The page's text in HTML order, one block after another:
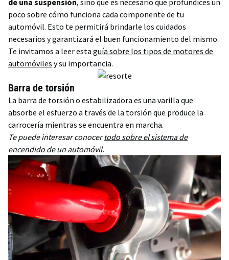
de una suspensión, sino que es necesario que profundices un
poco sobre cómo funciona cada componente de tu
automóvil. Esto te permitirá brindarle los cuidados
necesarios y garantizará el buen funcionamiento del mismo.
Te invitamos a leer esta guía sobre los tipos de motores de
automóviles y su importancia.
Barra de torsión
La barra de torsión o estabilizadora es una varilla que
absorbe el esfuerzo a través de la torsión que produce la
carrocería mientras se encuentra en marcha.
Te puede interesar conocertodo sobre el sistema de
encendido de un automóvil.